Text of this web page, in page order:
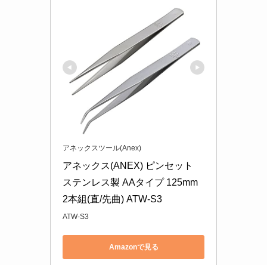
アネックスツール(Anex)
アネックス(ANEX) ピンセット
ステンレス製 AAタイプ 125mm
2本組(直/先曲) ATW-S3
ATW-S3
Amazonで見る